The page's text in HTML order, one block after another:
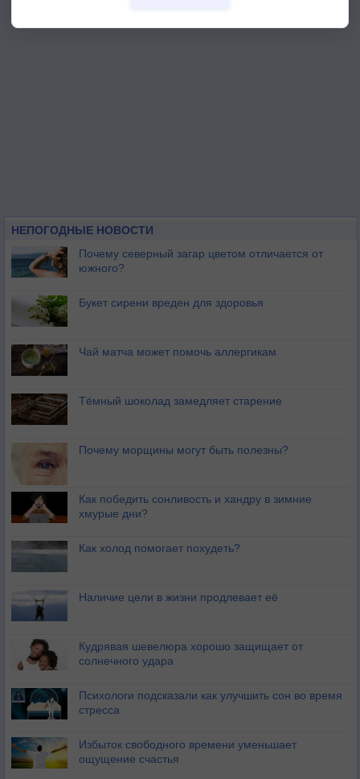
НЕПОГОДНЫЕ НОВОСТИ
Почему северный загар цветом отличается от
южного?
Букет сирени вреден для здоровья
Чай матча может помочь аллергикам
Тёмный шоколад замедляет старение
Почему морщины могут быть полезны?
Как победить сонливость и хандру в зимние
хмурые дни?
Как холод помогает похудеть?
Наличие цели в жизни продлевает её
Кудрявая шевелюра хорошо защищает от
солнечного удара
Психологи подсказали как улучшить сон во время
стресса
Избыток свободного времени уменьшает
ощущение счастья